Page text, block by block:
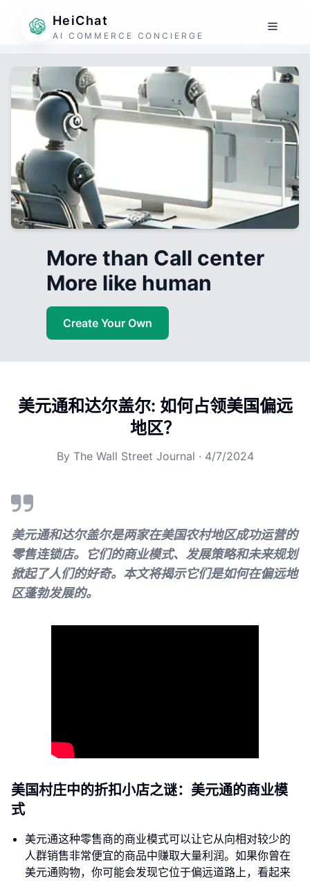
HeiChat
AI COMMERCE CONCIERGE
More than Call center
More like human
Create Your Own
美元通和达尔盖尔: 如何占领美国偏远
地区？
By The Wall Street Journal · 4/7/2024
美元通和达尔盖尔是两家在美国农村地区成功运营的
零售连锁店。它们的商业模式、发展策略和未来规划
掀起了人们的好奇。本文将揭示它们是如何在偏远地
区蓬勃发展的。
美国村庄中的折扣小店之谜：美元通的商业模
式
美元通这种零售商的商业模式可以让它从向相对较少的
人群销售非常便宜的商品中赚取大量利润。如果你曾在
美元通购物，你可能会发现它位于偏远道路上，看起来